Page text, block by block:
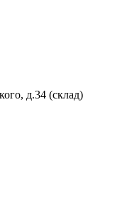
д.34 (склад)